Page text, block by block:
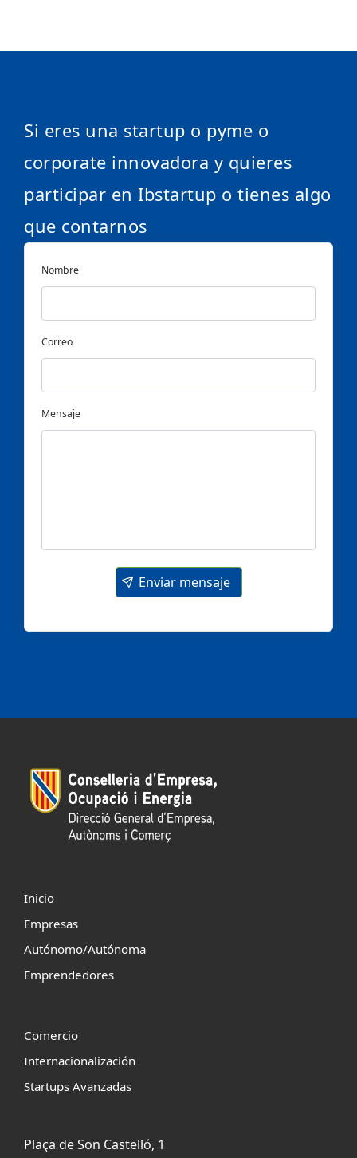
Si eres una startup o pyme o
corporate innovadora y quieres
participar en Ibstartup o tienes algo
que contarnos
Nombre
Correo
Mensaje
Enviar mensaje
Inicio
Empresas
Autónomo/Autónoma
Emprendedores
Comercio
Internacionalización
Startups Avanzadas
Plaça de Son Castelló, 1